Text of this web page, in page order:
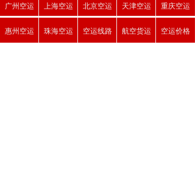
广州空运 上海空运 北京空运 天津空运 重庆空运
惠州空运 珠海空运 空运线路 航空货运 空运价格